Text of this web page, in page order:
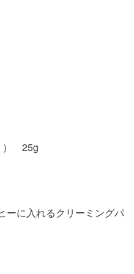
） 25g
ーに入れるクリーミングパ